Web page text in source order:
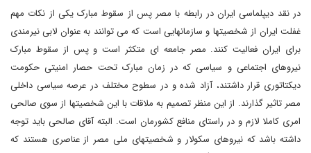
در نقد دیپلماسی ایران در رابطه با مصر پس از سقوط مبارک یکی از نکات مهم
غفلت ایران از شخصیتها و سازمانهایی است که می توانند به عنوان لابی نیرمندی
برای ایران فعالیت کنند. مصر جامعه ای متکثر است و پس از سقوط مبارک
نیروهای اجتماعی و سیاسی که در زمان مبارک تحت حصار امنیتی حکومت
دیکتاتوری قرار داشتند، آزاد شده و در سطوح مختلف در عرصه سیاسی داخلی
مصر تاثیر گذارند. از این منظر تصمیم به ملاقات با این شخصیتها از سوی صالحی
امری کاملا لازم و در راستای منافع کشورمان است. البته آقای صالحی باید توجه
داشته باشد که نیروهای سکولار و شخصیتهای ملی مصر از عناصری هستند که